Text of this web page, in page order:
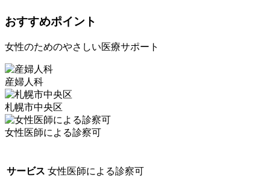
おすすめポイント
女性のためのやさしい医療サポート
産婦人科
札幌市中央区
女性医師による診察可
サービス 女性医師による診察可